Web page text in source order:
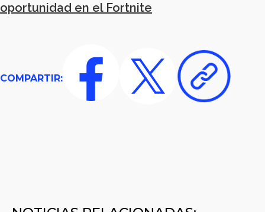
oportunidad en el Fortnite
COMPARTIR: